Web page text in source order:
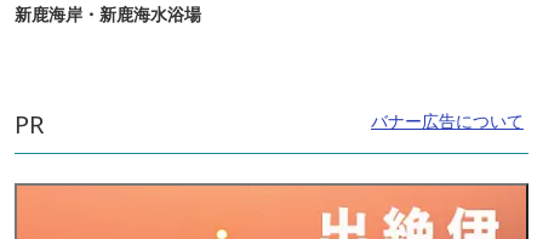
新鹿海岸・新鹿海水浴場
PR バナー広告について